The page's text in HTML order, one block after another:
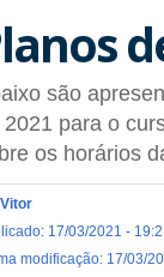
são
2021 para o
os horários
Vitor
17/03/2021 -
modificação: 17/03/